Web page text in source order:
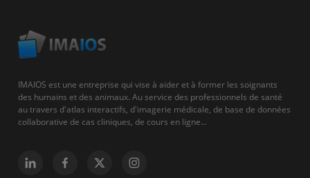
IMAIOS est une entreprise qui vise à aider et à former les soignants
des humains et des animaux. Au service des professionnels de santé
au travers d'atlas interactifs, d'imagerie médicale, de base de données
collaborative de cas cliniques, de cours en ligne...